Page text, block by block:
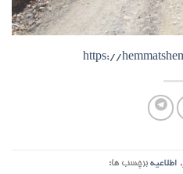
https://
, اطلاعیه برچسب ها: